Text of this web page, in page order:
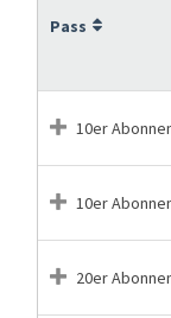
Pass
10er
10er
20er